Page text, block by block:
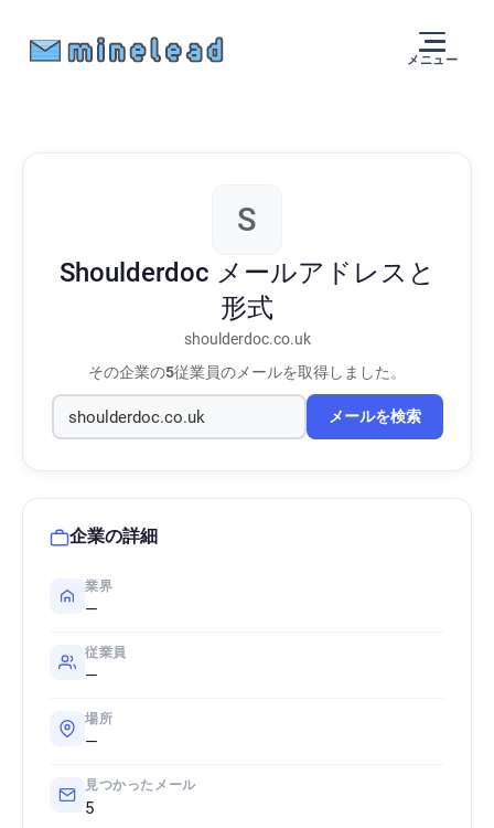
メニュー
S
Shoulderdoc メールアドレスと
形式
shoulderdoc.co.uk
その企業の5従業員のメールを取得しました。
メールを検索
企業の詳細
業界
—
従業員
—
場所
—
見つかったメール
5